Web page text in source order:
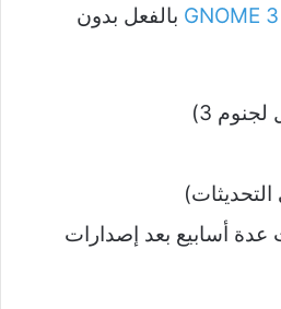
GNOME 3 بالفعل بدون
3)
عدة أسابيع بعد إصدارات